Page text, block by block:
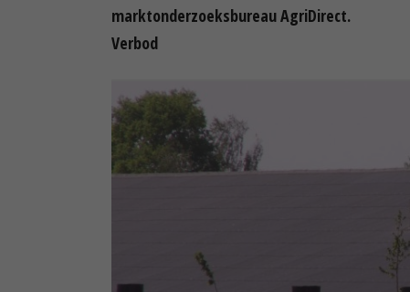
marktonderzoeksbureau AgriDirect.
Verbod